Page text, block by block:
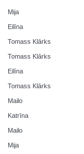
Mija
Eilīna
Tomass Klārks
Tomass Klārks
Eilīna
Tomass Klārks
Mailo
Katrīna
Mailo
Mija